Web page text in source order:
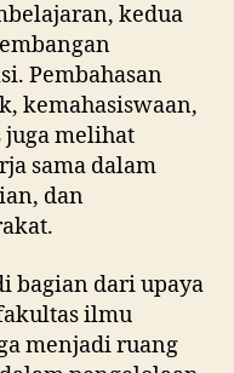
kedua
Pembahasan
kemahasiswaan,
melihat
sama dalam
dan
bagian dari upaya
ilmu
menjadi ruang